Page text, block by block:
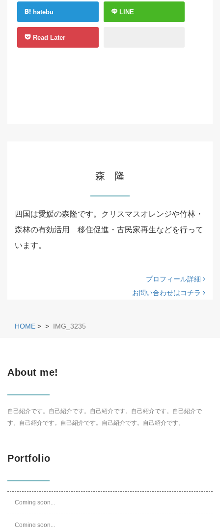
hatebu LINE
Read Later
森 隆
四国は愛媛の森隆です。クリスマスオレンジや竹林・
森林の有効活用 移住促進・古民家再生などを行って
います。
プロフィール詳細
お問い合わせはコチラ
HOME > > IMG_3235
About me!
自己紹介です。自己紹介です。自己紹介です。自己紹介です。自己紹介で
す。自己紹介です。自己紹介です。自己紹介です。自己紹介です。
Portfolio
Coming soon...
Coming soon...